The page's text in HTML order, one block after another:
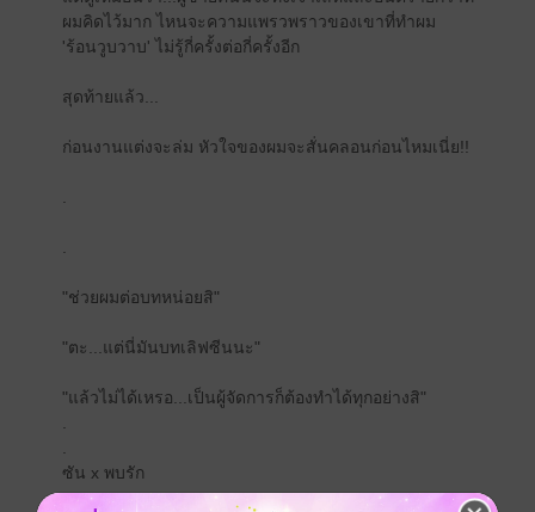
ผมคิดไว้มาก ไหนจะความแพรวพราวของเขาที่ทำผม
'ร้อนวูบวาบ' ไม่รู้กี่ครั้งต่อกี่ครั้งอีก
สุดท้ายแล้ว...
ก่อนงานแต่งจะล่ม หัวใจของผมจะสั่นคลอนก่อนไหมเนี่ย!!
"ช่วยผมต่อบทหน่อยสิ"
"ตะ...แต่นี่มันบทเลิฟซีนนะ"
"แล้วไม่ได้เหรอ...เป็นผู้จัดการก็ต้องทำได้ทุกอย่างสิ"
ซัน x พบรัก